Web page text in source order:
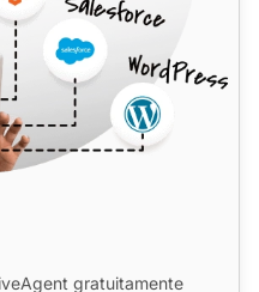
gratuitamente